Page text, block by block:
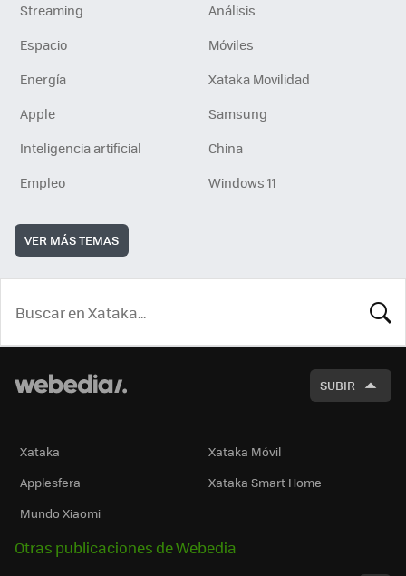
Streaming
Análisis
Espacio
Móviles
Energía
Xataka Movilidad
Apple
Samsung
Inteligencia artificial
China
Empleo
Windows 11
VER MÁS TEMAS
SUBIR
Xataka
Xataka Móvil
Applesfera
Xataka Smart Home
Mundo Xiaomi
Otras publicaciones de Webedia